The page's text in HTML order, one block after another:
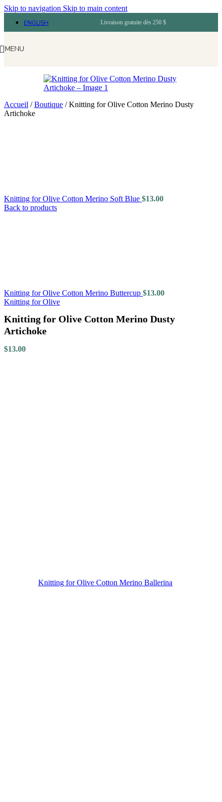
Skip to navigation Skip to main content
ENGLISH Livraison gratuite dès 250 $
MENU
Accueil /Boutique /Knitting for Olive Cotton Merino Dusty
Artichoke
Knitting for Olive Cotton Merino Soft Blue $13.00
Back to products
Knitting for Olive Cotton Merino Buttercup $13.00
Knitting for Olive
Knitting for Olive Cotton Merino Dusty
Artichoke
$13.00
Knitting for Olive Cotton Merino Ballerina